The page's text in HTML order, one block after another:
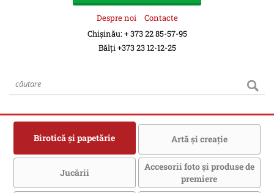
Despre noi
Contacte
Chișinău: + 373 22 85-57-95
Bălți +373 23 12-12-25
Birotică şi papetărie Artă şi creaţie
Jucării
Accesorii foto şi produse de
premiere